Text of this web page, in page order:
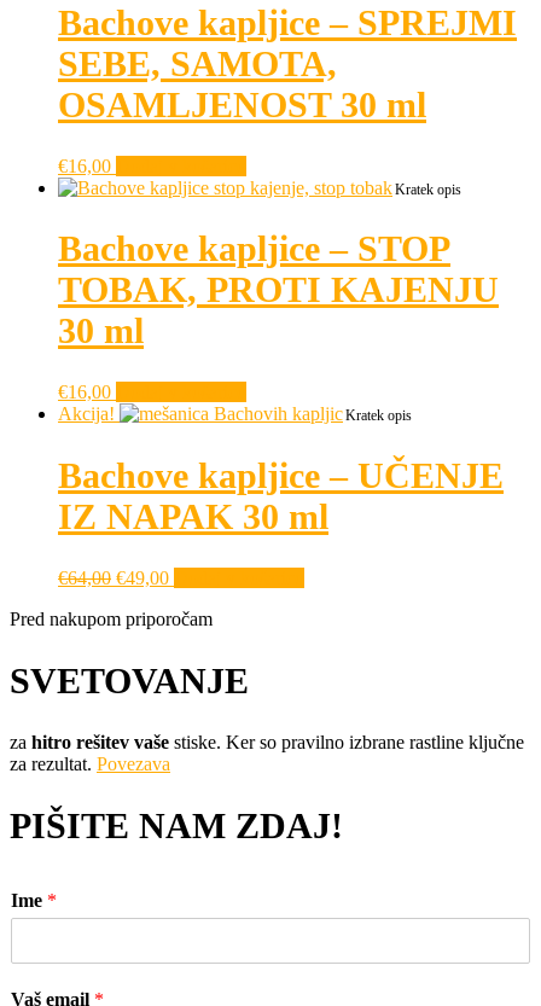
Bachove kapljice – SPREJMI
SEBE, SAMOTA,
OSAMLJENOST 30 ml
€16,00
Kratek opis
Bachove kapljice – STOP
TOBAK, PROTI KAJENJU
30 ml
€16,00
Akcija!
Kratek opis
Bachove kapljice – UČENJE
IZ NAPAK 30 ml
€64,00 Izvirna
je
€49,00Trenutna
je:
Pred nakupom priporočam
SVETOVANJE
za hitro rešitev vaše stiske. Ker so pravilno izbrane rastline ključne
za rezultat. Povezava
PIŠITE NAM ZDAJ!
Ime *
Vaš email *